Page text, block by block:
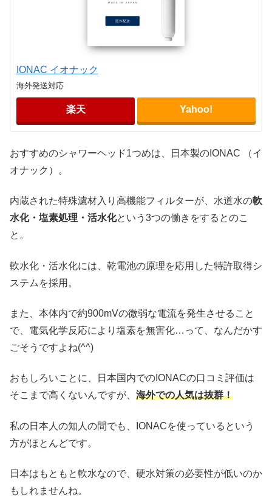
IONAC イオナック
海外発送対応
楽天 Yahoo!
おすすめのシャワーヘッド1つめは、日本製のIONAC （イ
オナック）。
内蔵された特殊濾材入り高機能フィルターが、水道水の軟
水化・塩素処理・活水化という3つの働きをするとのこ
と。
軟水化・活水化には、乾電池の原理を応用した特許取得シ
ステムを採用。
また、本体内で約900mVの微弱な電流を発生させること
で、電気化学反応により塩素を無害化…って、なんだかす
ごそうですよね(^^)
おもしろいことに、日本国内でのIONACの口コミ評価は
そこまで高くないんですが、 海外での人気は抜群！
私の日本人の知人の間でも、IONACを使っているという
方がほとんどです。
日本はもともと軟水なので、硬水対策の必要性が低いのか
もしれませんね。